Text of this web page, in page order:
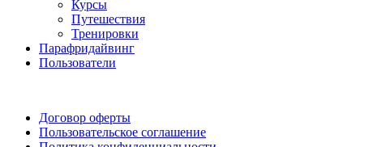
Курсы
Путешествия
Тренировки
Парафридайвинг
Пользователи
Договор оферты
Пользовательское соглашение